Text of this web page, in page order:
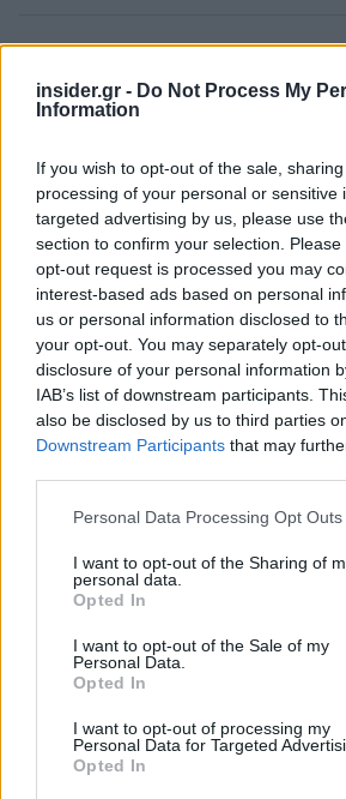
insider.gr - Do Not Process My
Information
If you wish to opt-out of the sale,
processing of your personal or sensitive
targeted advertising by us, please use
section to confirm your selection.
opt-out request is processed you may
interest-based ads based on personal
us or personal information disclosed to
your opt-out. You may separately opt-
disclosure of your personal information
IAB’s list of downstream participants.
also be disclosed by us to third parties
Downstream Participants that may
Please note that this website/app uses
not limited to your visit or usage
grant or deny consent to Google and its
use your data for below specified
consent section.
Personal Data Processing Opt Outs
I want to opt-out of the Sharing of
personal data.
Opted In
I want to opt-out of the Sale of my
Personal Data.
Opted In
I want to opt-out of processing my
Personal Data for Targeted
Opted In
Την δυσαρέσκειά του από τις
μεταξύ κυβέρνησης και
Δημήτρης Βερβεσός, ο οποίος
ανάρτησή του πως οι δικηγόροι
τον διάλογο.
«Η κυβερνητική στάση για τα
αξιοπρέπεια του κλάδου»,
Βερβεσός.